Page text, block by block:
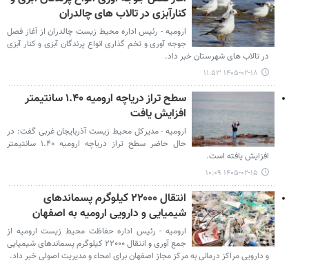
کنارآبزی در تالاب های چالدران
ارومیه - رئیس اداره محیط زیست چالدران از آغاز فصل
جوجه آوری و تخم گذاری انواع پرندگان آبزی و کنار آبزی
در تالاب های شهرستان خبر داد.
۱۴۰۵-۰۲-۱۸ ۱۱:۵۳
سطح تراز دریاچه ارومیه ۱.۴۰ سانتیمتر
افزایش یافت
ارومیه - مدیرکل محیط زیست آذربایجان غربی گفت: در
حال حاضر سطح تراز دریاچه ارومیه ۱.۴۰ سانتیمتر
افزایش یافته است.
۱۴۰۵-۰۲-۱۵ ۱۰:۰۹
انتقال ۲۲۰۰۰ کیلوگرم پسماندهای
شیمیایی و دارویی ارومیه به اصفهان
ارومیه - رئیس اداره حفاظت محیط زیست ارومیه از
جمع ‌آوری و انتقال ۲۲۰۰۰ کیلوگرم پسماندهای شیمیایی
و دارویی مراکز درمانی به مرکز مجاز اصفهان برای امحاء و مدیریت اصولی خبر داد.